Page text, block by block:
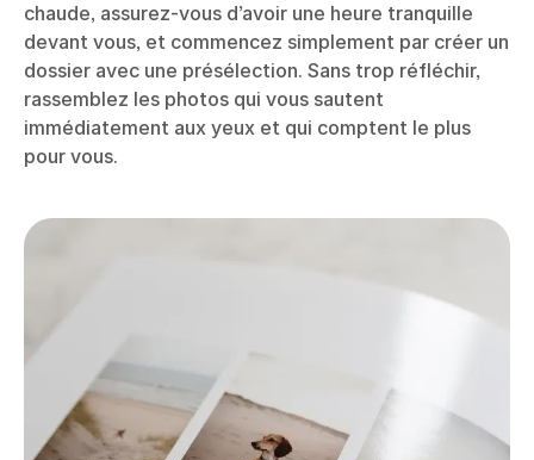
chaude, assurez-vous d’avoir une heure tranquille
devant vous, et commencez simplement par créer un
dossier avec une présélection. Sans trop réfléchir,
rassemblez les photos qui vous sautent
immédiatement aux yeux et qui comptent le plus
pour vous.